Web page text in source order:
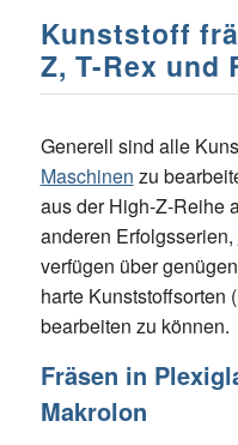
Kunststoff
Z, T-Rex und
Generell sind alle
Maschinen zu
aus der High-Z-Reihe
anderen Erfolgsserien,
verfügen über
harte Kunststoffsorten
bearbeiten zu können.
Fräsen in
Makrolon